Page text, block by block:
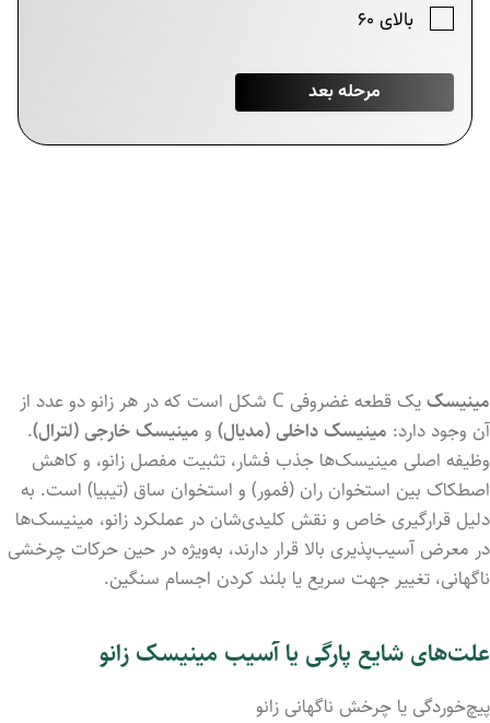
مینیسک یک قطعهغضروفی C شکل است کهدر هر زانو دو عدد از
آن وجود دارد: مینیسک داخلی (مدیال) و مینیسک خارجی (لترال).
وظیفه اصلی مینیسک‌ها جذب فشار، تثبیت مفصل زانو، و کاهش
اصطکاک بین استخوان ران (فمور) و استخوان ساق (تیبیا) است. به
دلیل قرارگیری خاص و نقش کلیدی‌شان در عملکرد زانو، مینیسک‌ها
در معرض آسیب‌پذیری بالا قرار دارند، به‌ویژه در حین حرکات چرخشی
ناگهانی، تغییر جهت سریع یا بلند کردن اجسام سنگین.
علت‌های شایع پارگی یاآسیب مینیسک زانو
پیچ‌خوردگی یا چرخش ناگهانی زانو